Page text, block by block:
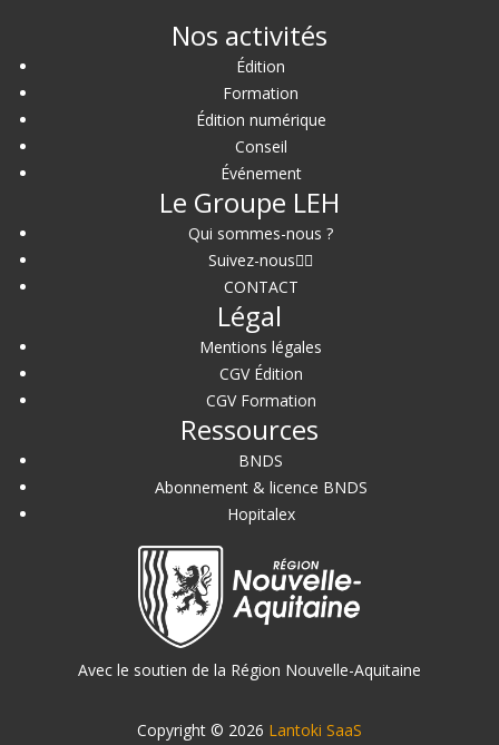
Nos activités
Édition
Formation
Édition numérique
Conseil
Événement
Le Groupe LEH
Qui sommes-nous ?
Suivez-nous
CONTACT
Légal
Mentions légales
CGV Édition
CGV Formation
Ressources
BNDS
Abonnement & licence BNDS
Hopitalex
Avec le soutien de la Région Nouvelle-Aquitaine
Copyright © 2026 Lantoki SaaS